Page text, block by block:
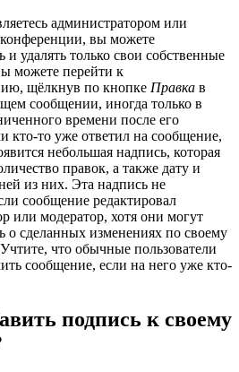
администратором или
вы можете
и удалять только свои собственные
можете перейти к
щёлкнув по кнопке Правка в
сообщении, иногда только в
времени после его
кто-то уже ответил на сообщение,
небольшая надпись, которая
правок, а также дату и
из них. Эта надпись не
сообщение редактировал
или модератор, хотя они могут
о сделанных изменениях по своему
что обычные пользователи
сообщение, если на него уже кто-
подпись к своему